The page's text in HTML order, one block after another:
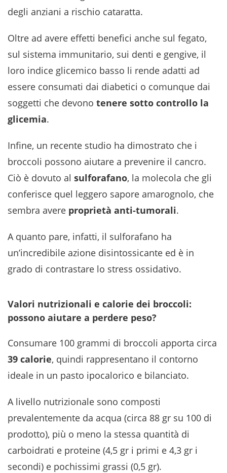
degli anziani a rischio cataratta.
Oltre ad avere effetti benefici anche sul fegato,
sul sistema immunitario, sui denti e gengive, il
loro indice glicemico basso li rende adatti ad
essere consumati dai diabetici o comunque dai
soggetti che devono tenere sotto controllo la
glicemia.
Infine, un recente studio ha dimostrato che i
broccoli possono aiutare a prevenire il cancro.
Ciò è dovuto al sulforafano, la molecola che gli
conferisce quel leggero sapore amarognolo, che
sembra avere proprietà anti-tumorali.
A quanto pare, infatti, il sulforafano ha
un’incredibile azione disintossicante ed è in
grado di contrastare lo stress ossidativo.
Valori nutrizionali e calorie dei broccoli:
possono aiutare a perdere peso?
Consumare 100 grammi di broccoli apporta circa
39 calorie, quindi rappresentano il contorno
ideale in un pasto ipocalorico e bilanciato.
A livello nutrizionale sono composti
prevalentemente da acqua (circa 88 gr su 100 di
prodotto), più o meno la stessa quantità di
carboidrati e proteine (4,5 gr i primi e 4,3 gr i
secondi) e pochissimi grassi (0,5 gr).